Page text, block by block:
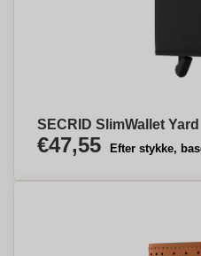
SECRID SlimWallet Yard
€47,55 Efter stykke,